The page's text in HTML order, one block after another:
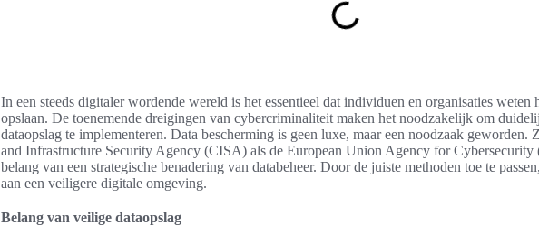
In een steeds digitaler wordende wereld is het essentieel dat individuen en organisaties weten
opslaan. De toenemende dreigingen van cybercriminaliteit maken het noodzakelijk om
dataopslag te implementeren. Data bescherming is geen luxe, maar een noodzaak geworden.
and Infrastructure Security Agency (CISA) als de European Union Agency for
belang van een strategische benadering van databeheer. Door de juiste methoden toe te
aan een veiligere digitale omgeving.
Belang van veilige dataopslag